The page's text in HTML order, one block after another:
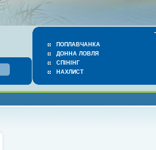
ПОПЛАВЧАНКА
ДОННА ЛОВЛЯ
СПІНІНГ
НАХЛИСТ